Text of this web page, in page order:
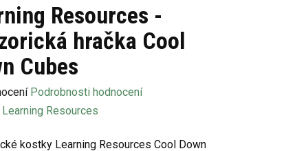
Resources -
hračka Cool
Cubes
Podrobnosti hodnocení
Learning Resources
kostky Learning Resources Cool Down